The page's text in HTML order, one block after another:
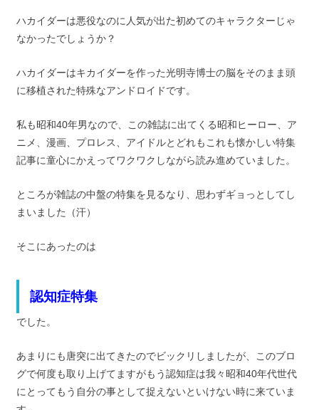
ハカイダーは悪役なのに人気が出た初めてのキャラクターじゃ
なかったでしょうか？
ハカイダーはキカイダーを作った光明寺博士の脳をそのまま頭
に移植された特殊なアンドロイドです。
私も昭和40年男なので、この雑誌に出てくる昭和ヒーロー、ア
ニメ、漫画、プロレス、アイドルとどれもこれも懐かしい特集
記事に童心にかえってワクワクしながら読み進めていました。
ところが雑誌の中盤の特集を見るなり、思わずギョっとしてし
まいました（汗）
そこにあったのは
認知症特集
でした。
あまりにも唐突に出てきたのでビックリしましたが、このブロ
グで何度も取り上げてますがもう認知症は我々昭和40年代世代
にとってもう自分の事として捉えないといけない時に来ていま